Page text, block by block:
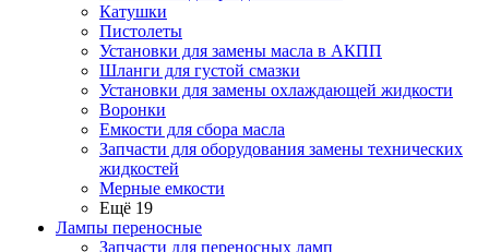
Катушки
Пистолеты
Установки для замены масла в АКПП
Шланги для густой смазки
Установки для замены охлаждающей жидкости
Воронки
Емкости для сбора масла
Запчасти для оборудования замены технических
жидкостей
Мерные емкости
Ещё 19
Лампы переносные
Запчасти для переносных ламп